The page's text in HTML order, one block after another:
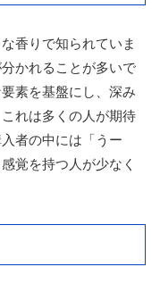
香りで知られていま
かれることが多いで
素を基盤にし、深み
れは多くの人が期待
者の中には「うー
覚を持つ人が少なく